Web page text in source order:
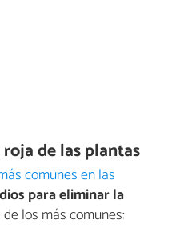
de las plantas
comunes en las
para eliminar la
los más comunes: